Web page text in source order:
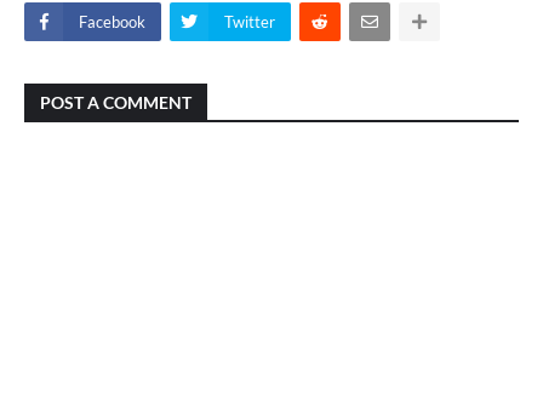
Facebook Twitter
POST A COMMENT